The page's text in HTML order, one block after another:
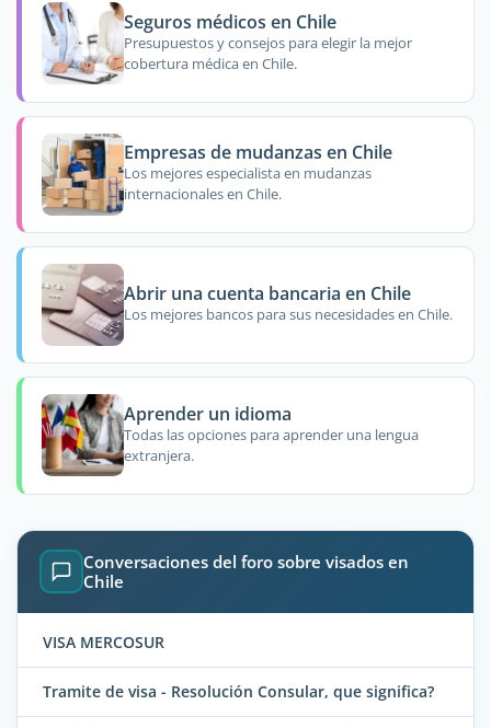
Seguros médicos en Chile
Presupuestos y consejos para elegir la mejor
cobertura médica en Chile.
Empresas de mudanzas en Chile
Los mejores especialista en mudanzas
internacionales en Chile.
Abrir una cuenta bancaria en Chile
Los mejores bancos para sus necesidades en Chile.
Aprender un idioma
Todas las opciones para aprender una lengua
extranjera.
Conversaciones del foro sobre visados en
Chile
VISA MERCOSUR
Tramite de visa - Resolución Consular, que significa?